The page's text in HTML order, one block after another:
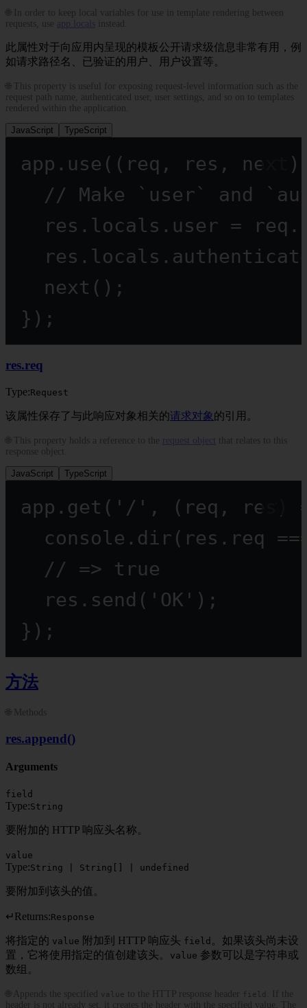
🌐 In order to keep local variables for use in template rendering between
requests, use
app.locals instead.
此属性对于向应用内呈现的模板公开请求级信息非常有用，例
如请求路径名、已验证的用户、用户设置等。
🌐 This property is useful for exposing request-level information such as the
request path name, authenticated user, user settings, and so on to templates
rendered within the application.
JavaScript TypeScript
app. use (( req , res , next
// Make `user` and
res.locals.user =
next ();
});
res.req
Type:Request
该属性保存了与此响应对象相关的请求对象 的引用。
🌐 This property holds a reference to the request object that relates to this
response object.
JavaScript TypeScript
app. get ( '/' , ( req , res
console. dir (res.req
// => true
res. send ( 'OK' );
});
方法
🌐 Methods
res.append()
Arguments
field
Type:String
要附加的 HTTP 响应头名称。
value
Type:String | String[] | undefined
要附加到该头的值。
↵Returns:Response
将指定的 value 附加到 HTTP 响应头 field 。如果该头尚未设
置，它将使用指定的值创建该头。
value 参数可以是字符串或
数组。
🌐 Appends the specified value to the HTTP response header field
. If the
header is not already set, it creates the header with the specified value. The